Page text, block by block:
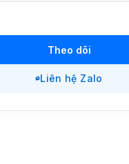
Theo dõi
Liên hệ Zalo